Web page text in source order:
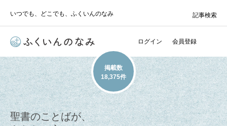
いつでも、どこでも、ふくいんのなみ
ログイン 会員登録
記事検索
掲載数
18,375件
聖書のことばが、